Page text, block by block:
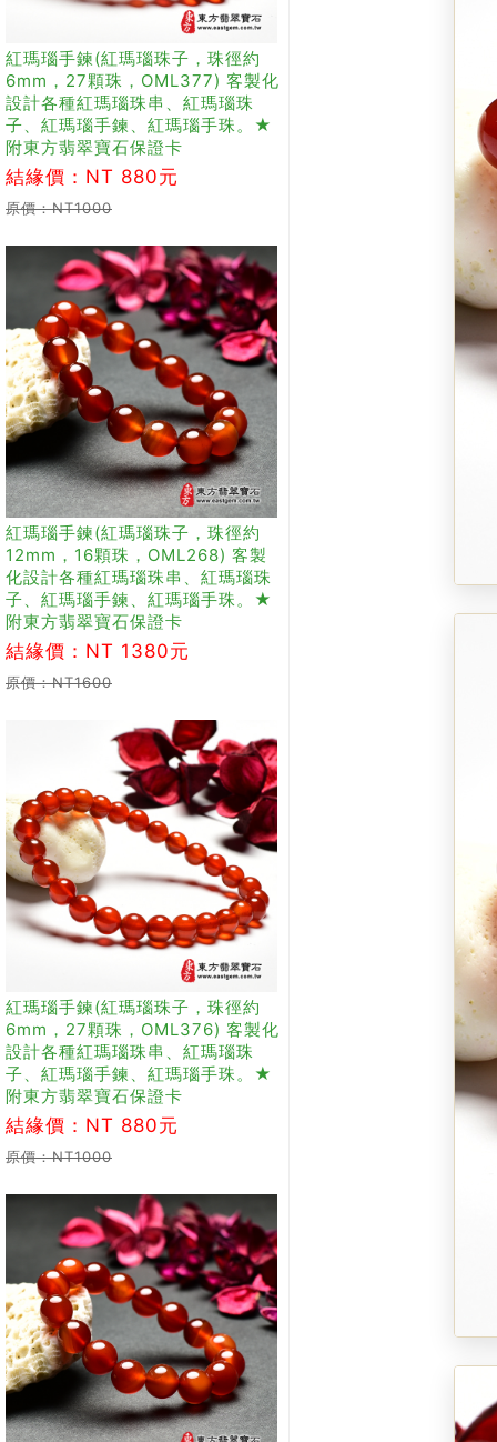
紅瑪瑙手鍊(紅瑪瑙珠子，珠徑約
6mm，27顆珠，OML377) 客製化
設計各種紅瑪瑙珠串、紅瑪瑙珠
子、紅瑪瑙手鍊、紅瑪瑙手珠。★
附東方翡翠寶石保證卡
結緣價：NT 880元
原價：NT1000
紅瑪瑙手鍊(紅瑪瑙珠子，珠徑約
12mm，16顆珠，OML268) 客製
化設計各種紅瑪瑙珠串、紅瑪瑙珠
子、紅瑪瑙手鍊、紅瑪瑙手珠。★
附東方翡翠寶石保證卡
結緣價：NT 1380元
原價：NT1600
紅瑪瑙手鍊(紅瑪瑙珠子，珠徑約
6mm，27顆珠，OML376) 客製化
設計各種紅瑪瑙珠串、紅瑪瑙珠
子、紅瑪瑙手鍊、紅瑪瑙手珠。★
附東方翡翠寶石保證卡
結緣價：NT 880元
原價：NT1000